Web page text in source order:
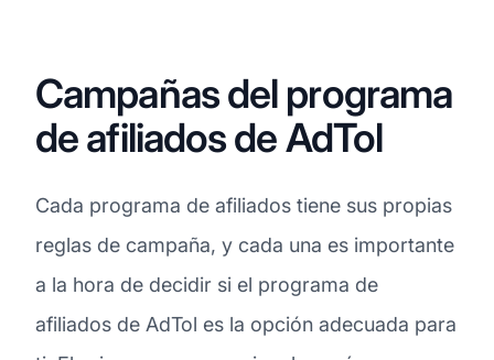
Campañas del programa
de afiliados de AdTol
Cada programa de afiliados tiene sus propias
reglas de campaña, y cada una es importante
a la hora de decidir si el programa de
afiliados de AdTol es la opción adecuada para